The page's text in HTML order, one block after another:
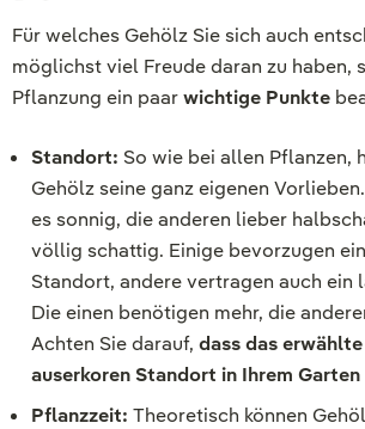
Für welches Gehölz Sie sich auch
möglichst viel Freude daran zu haben,
Pflanzung ein paarwichtige Punkte
Standort: So wie bei allen Pflanzen,
Gehölz seine ganz eigenen
es sonnig, die anderen lieber
völlig schattig. Einige bevorzugen
Standort, andere vertragen auch ein
Die einen benötigen mehr, die
Achten Sie darauf, dass das
auserkoren Standort in Ihrem
Pflanzzeit: Theoretisch können